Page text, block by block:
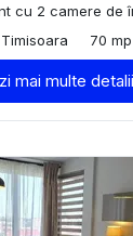
cu 2 camere de
70 mp
mai multe detalii